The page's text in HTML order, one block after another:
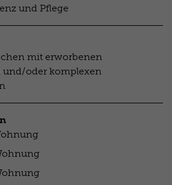
und Pflege
mit erworbenen
oder komplexen